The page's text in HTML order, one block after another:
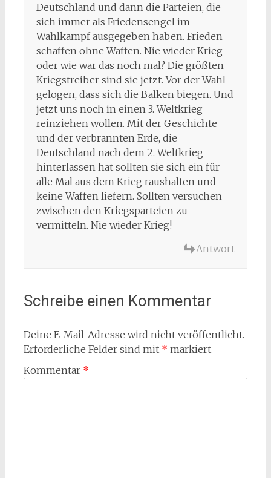
Deutschland und dann die Parteien, die
sich immer als Friedensengel im
Wahlkampf ausgegeben haben. Frieden
schaffen ohne Waffen. Nie wieder Krieg
oder wie war das noch mal? Die größten
Kriegstreiber sind sie jetzt. Vor der Wahl
gelogen, dass sich die Balken biegen. Und
jetzt uns noch in einen 3. Weltkrieg
reinziehen wollen. Mit der Geschichte
und der verbrannten Erde, die
Deutschland nach dem 2. Weltkrieg
hinterlassen hat sollten sie sich ein für
alle Mal aus dem Krieg raushalten und
keine Waffen liefern. Sollten versuchen
zwischen den Kriegsparteien zu
vermitteln. Nie wieder Krieg!
Antwort
Schreibe einen Kommentar
Deine E-Mail-Adresse wird nicht veröffentlicht.
Erforderliche Felder sind mit * markiert
Kommentar *